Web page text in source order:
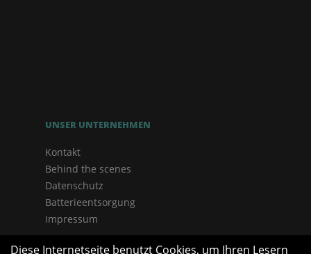
UNSER UNTERNEHMEN
Kontakt
Behind the scenes
Datenschutz
Batterieentsorgung
Impressum
Diese Internetseite benutzt Cookies, um Ihren Lesern